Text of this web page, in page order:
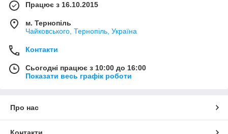
Працює з 16.10.2015
м. Тернопіль
Чайковського, Тернопіль, Україна
Контакти
Сьогодні працює з 10:00 до 16:00
Показати весь графік роботи
Про нас